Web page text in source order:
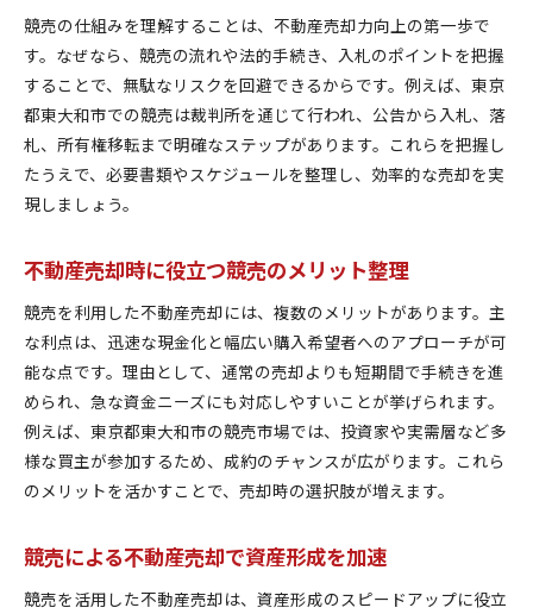
競売を活用した不動産売却で資産効率化
不動産売却と競売で資産形成を加速する秘訣
競売物件選びで不動産売却利益を最大化
効率的な資産形成に欠かせない不動産売却法
競売による不動産売却で資産を守る方法
競売物件を使った不動産売却の魅力解説
不動産売却を支える競売の隠れた利点
競売で不動産売却収益を高める実践ポイント
不動産売却の魅力が増す競売物件の特徴
競売活用で不動産売却の選択肢が広がる理由
不動産売却と競売の相乗効果に迫る
不動産売却成功のための実践的競売ガイド
不動産売却を成功させる競売ノウハウ集
競売物件で不動産売却する際の手順解説
競売の仕組みを理解することは、不動産売却力向上の第一歩で
す。なぜなら、競売の流れや法的手続き、入札のポイントを把握
することで、無駄なリスクを回避できるからです。例えば、東京
都東大和市での競売は裁判所を通じて行われ、公告から入札、落
札、所有権移転まで明確なステップがあります。これらを把握し
たうえで、必要書類やスケジュールを整理し、効率的な売却を実
現しましょう。
不動産売却時に役立つ競売のメリット整理
競売を利用した不動産売却には、複数のメリットがあります。主
な利点は、迅速な現金化と幅広い購入希望者へのアプローチが可
能な点です。理由として、通常の売却よりも短期間で手続きを進
められ、急な資金ニーズにも対応しやすいことが挙げられます。
例えば、東京都東大和市の競売市場では、投資家や実需層など多
様な買主が参加するため、成約のチャンスが広がります。これら
のメリットを活かすことで、売却時の選択肢が増えます。
競売による不動産売却で資産形成を加速
競売を活用した不動産売却は、資産形成のスピードアップに役立